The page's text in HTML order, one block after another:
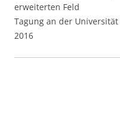
erweiterten Feld
Tagung an der
2016